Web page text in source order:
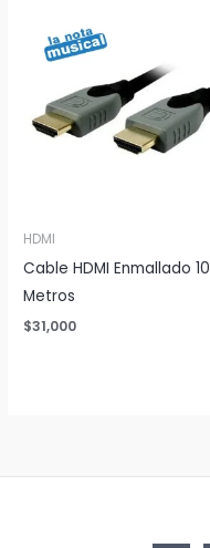
HDMI
Cable HDMI Enmallado 10
Metros
$31,000